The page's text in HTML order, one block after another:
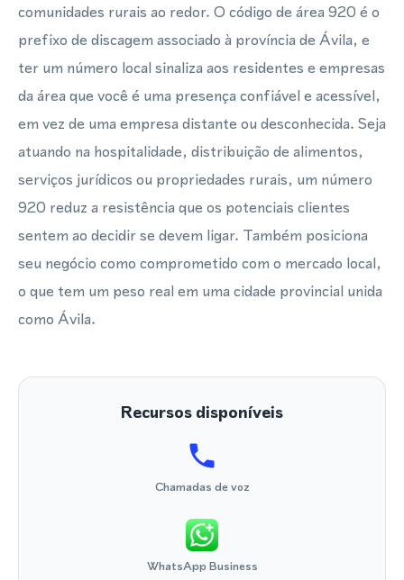
comunidades rurais ao redor. O código de área 920 é o
prefixo de discagem associado à província de Ávila, e
ter um número local sinaliza aos residentes e empresas
da área que você é uma presença confiável e acessível,
em vez de uma empresa distante ou desconhecida. Seja
atuando na hospitalidade, distribuição de alimentos,
serviços jurídicos ou propriedades rurais, um número
920 reduz a resistência que os potenciais clientes
sentem ao decidir se devem ligar. Também posiciona
seu negócio como comprometido com o mercado local,
o que tem um peso real em uma cidade provincial unida
como Ávila.
Recursos disponíveis
Chamadas de voz
WhatsApp Business